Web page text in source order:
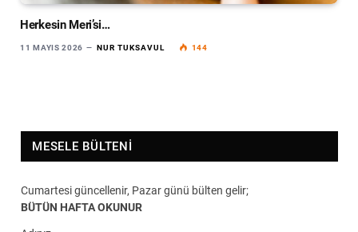
Herkesin Meri’si…
11 MAYIS 2026 NUR TUKSAVUL 144
MESELE BÜLTENI
Cumartesi güncellenir, Pazar günü bülten gelir;
BÜTÜN HAFTA OKUNUR